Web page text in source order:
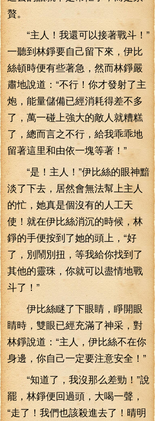
贅。
“主人！我還可以接著戰斗！”
一聽到林錚要自己留下來，伊比
絲頓時便有些著急，然而林錚嚴
肅地說道：“不行！你才發射了主
炮，能量儲備已經消耗得差不多
了，萬一碰上強大的敵人就糟糕
了，總而言之不行，給我乖乖地
留著這里和由依一塊等著！”
“是！主人！”伊比絲的眼神黯
淡了下去，居然會無法幫上主人
的忙，她真是個沒有的人工天
使！就在伊比絲消沉的時候，林
錚的手便按到了她的頭上，“好
了，別鬧別扭，等我給你找到了
其他的靈珠，你就可以盡情地戰
斗了！”
伊比絲瞇了下眼睛，睜開眼
睛時，雙眼已經充滿了神采，對
林錚說道：“主人，伊比絲不在你
身邊，你自己一定要注意安全！”
“知道了，我沒那么差勁！”說
罷，林錚便回過頭，大喝一聲，
“走了！我們也該殺進去了！晴明